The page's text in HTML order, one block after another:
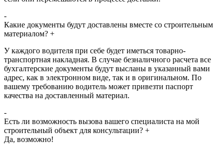
-
Какие документы будут доставлены вместе со строительным
материалом? +
У каждого водителя при себе будет иметься товарно-
транспортная накладная. В случае безналичного расчета все
бухгалтерские документы будут высланы в указанный вами
адрес, как в электронном виде, так и в оригинальном. По
вашему требованию водитель может привезти паспорт
качества на доставленный материал.
-
Есть ли возможность вызова вашего специалиста на мой
строительный объект для консультации? +
Да, возможно!